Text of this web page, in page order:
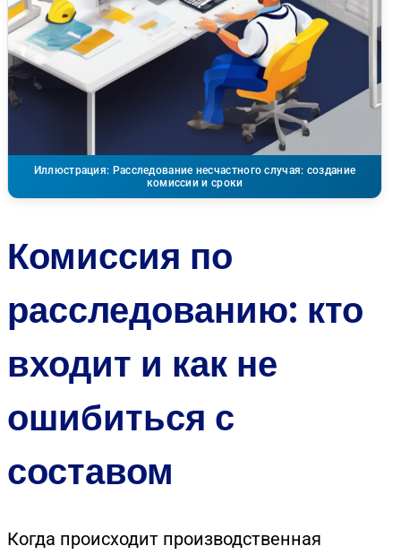
Иллюстрация: Расследование несчастного случая: создание
комиссии и сроки
Комиссия по
расследованию: кто
входит и как не
ошибиться с
составом
Когда происходит производственная